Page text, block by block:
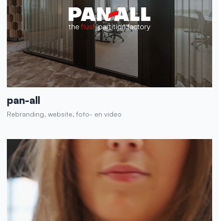
pan-all
Rebranding, website, foto- en video